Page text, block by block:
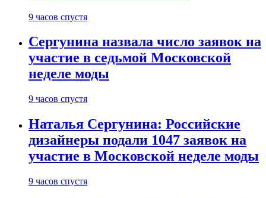
9 часов спустя
Сергунина назвала число заявок на
участие в седьмой Московской
неделе моды
9 часов спустя
Наталья Сергунина: Российские
дизайнеры подали 1047 заявок на
участие в Московской неделе моды
9 часов спустя